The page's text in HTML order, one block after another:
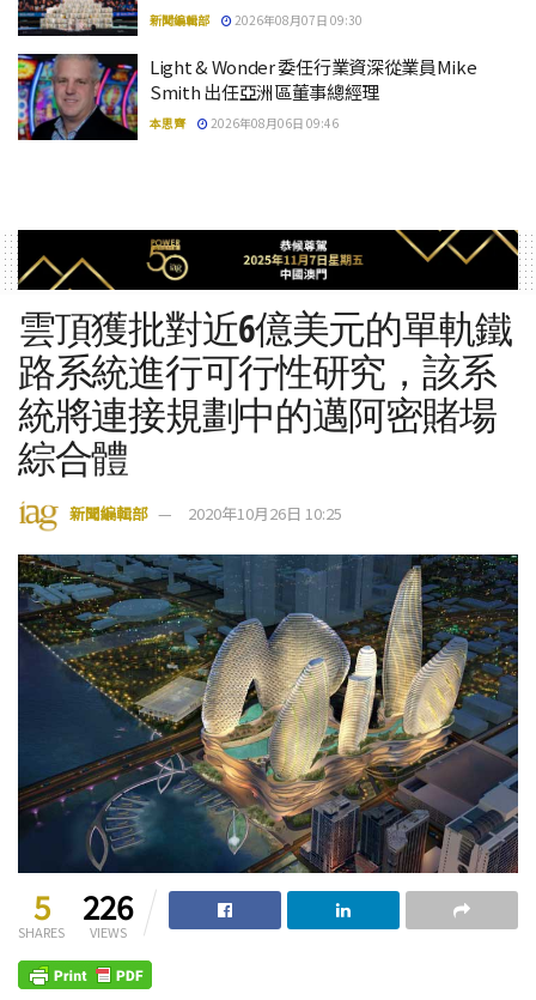
新聞編輯部 2026年08月07日 09:30
Light & Wonder 委任行業資深從業員Mike
Smith 出任亞洲區董事總經理
本思齊 2026年08月06日 09:46
雲頂獲批對近6億美元的單軌鐵
路系統進行可行性研究，該系
統將連接規劃中的邁阿密賭場
綜合體
新聞編輯部 2020年10月26日 10:25
5
SHARES
226
VIEWS